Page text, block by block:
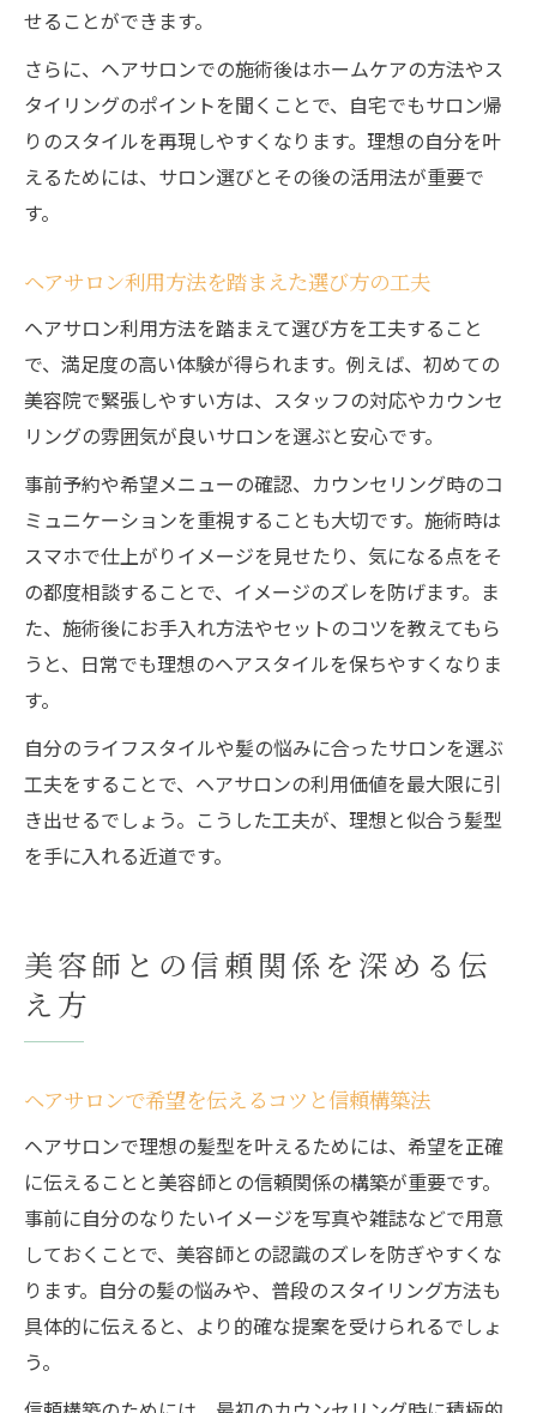
せることができます。
さらに、ヘアサロンでの施術後はホームケアの方法やス
タイリングのポイントを聞くことで、自宅でもサロン帰
りのスタイルを再現しやすくなります。理想の自分を叶
えるためには、サロン選びとその後の活用法が重要で
す。
ヘアサロン利用方法を踏まえた選び方の工夫
ヘアサロン利用方法を踏まえて選び方を工夫すること
で、満足度の高い体験が得られます。例えば、初めての
美容院で緊張しやすい方は、スタッフの対応やカウンセ
リングの雰囲気が良いサロンを選ぶと安心です。
事前予約や希望メニューの確認、カウンセリング時のコ
ミュニケーションを重視することも大切です。施術時は
スマホで仕上がりイメージを見せたり、気になる点をそ
の都度相談することで、イメージのズレを防げます。ま
た、施術後にお手入れ方法やセットのコツを教えてもら
うと、日常でも理想のヘアスタイルを保ちやすくなりま
す。
自分のライフスタイルや髪の悩みに合ったサロンを選ぶ
工夫をすることで、ヘアサロンの利用価値を最大限に引
き出せるでしょう。こうした工夫が、理想と似合う髪型
を手に入れる近道です。
美容師との信頼関係を深める伝
え方
ヘアサロンで希望を伝えるコツと信頼構築法
ヘアサロンで理想の髪型を叶えるためには、希望を正確
に伝えることと美容師との信頼関係の構築が重要です。
事前に自分のなりたいイメージを写真や雑誌などで用意
しておくことで、美容師との認識のズレを防ぎやすくな
ります。自分の髪の悩みや、普段のスタイリング方法も
具体的に伝えると、より的確な提案を受けられるでしょ
う。